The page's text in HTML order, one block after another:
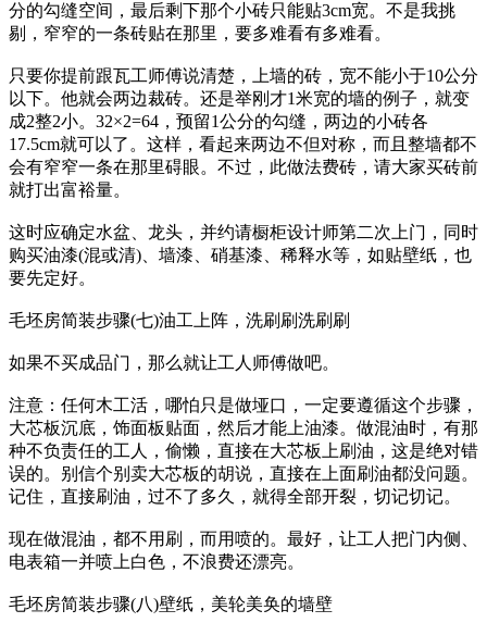
分的勾缝空间，最后剩下那个小砖只能贴3cm宽。不是我挑
剔，窄窄的一条砖贴在那里，要多难看有多难看。
只要你提前跟瓦工师傅说清楚，上墙的砖，宽不能小于10公分
以下。他就会两边裁砖。还是举刚才1米宽的墙的例子，就变
成2整2小。32×2=64，预留1公分的勾缝，两边的小砖各
17.5cm就可以了。这样，看起来两边不但对称，而且整墙都不
会有窄窄一条在那里碍眼。不过，此做法费砖，请大家买砖前
就打出富裕量。
这时应确定水盆、龙头，并约请橱柜设计师第二次上门，同时
购买油漆(混或清)、墙漆、硝基漆、稀释水等，如贴壁纸，也
要先定好。
毛坯房简装步骤(七)油工上阵，洗刷刷洗刷刷
如果不买成品门，那么就让工人师傅做吧。
注意：任何木工活，哪怕只是做垭口，一定要遵循这个步骤，
大芯板沉底，饰面板贴面，然后才能上油漆。做混油时，有那
种不负责任的工人，偷懒，直接在大芯板上刷油，这是绝对错
误的。别信个别卖大芯板的胡说，直接在上面刷油都没问题。
记住，直接刷油，过不了多久，就得全部开裂，切记切记。
现在做混油，都不用刷，而用喷的。最好，让工人把门内侧、
电表箱一并喷上白色，不浪费还漂亮。
毛坯房简装步骤(八)壁纸，美轮美奂的墙壁